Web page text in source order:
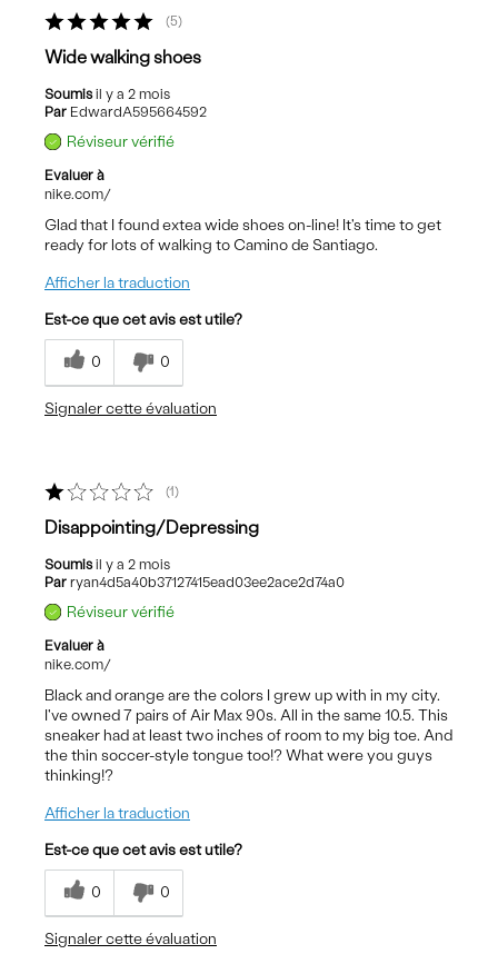
5
Wide walking shoes
Soumisil y a 2 mois
Par EdwardA595664592
Réviseur vérifié
Evaluer à
nike.com/
Glad that I found extea wide shoes on-line! It's time to get
ready for lots of walking to Camino de Santiago.
Afficher la traduction
Est-ce que cet avis est utile?
0 0
Signaler cette évaluation
1
Disappointing/Depressing
Soumisil y a 2 mois
Par ryan4d5a40b37127415ead03ee2ace2d74a0
Réviseur vérifié
Evaluer à
nike.com/
Black and orange are the colors I grew up with in my city.
I've owned 7 pairs of Air Max 90s. All in the same 10.5. This
sneaker had at least two inches of room to my big toe. And
the thin soccer-style tongue too!? What were you guys
thinking!?
Afficher la traduction
Est-ce que cet avis est utile?
0 0
Signaler cette évaluation